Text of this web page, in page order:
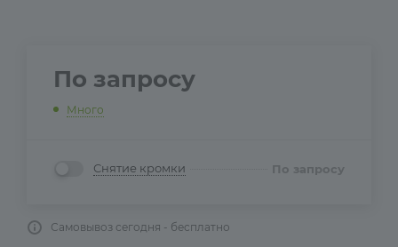
По запросу
Много
Снятие кромки По запросу
Самовывоз сегодня - бесплатно